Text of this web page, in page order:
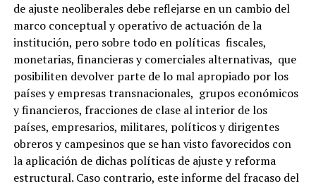
de ajuste neoliberales debe reflejarse en un cambio del
marco conceptual y operativo de actuación de la
institución, pero sobre todo en políticas fiscales,
monetarias, financieras y comerciales alternativas, que
posibiliten devolver parte de lo mal apropiado por los
países y empresas transnacionales, grupos económicos
y financieros, fracciones de clase al interior de los
países, empresarios, militares, políticos y dirigentes
obreros y campesinos que se han visto favorecidos con
la aplicación de dichas políticas de ajuste y reforma
estructural. Caso contrario, este informe del fracaso del